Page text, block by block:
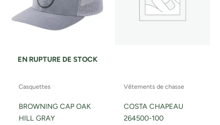
EN RUPTURE DE STOCK
Casquettes
BROWNING CAP OAK
HILL GRAY
Vêtements de chasse
COSTA CHAPEAU
264500-100